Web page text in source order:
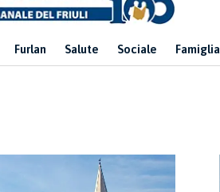
Furlan Salute Sociale Famiglia